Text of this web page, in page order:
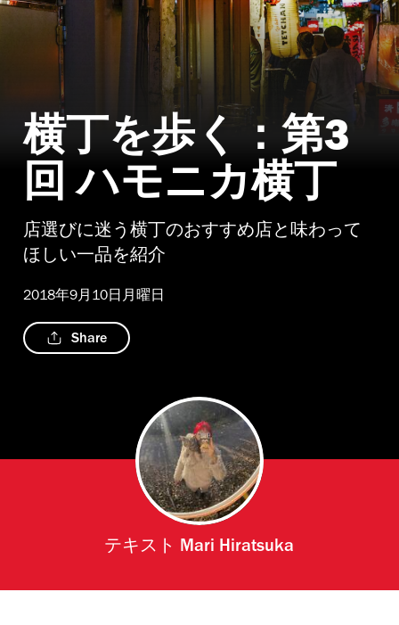
横丁を歩く：第3
回 ハモニカ横丁
店選びに迷う横丁のおすすめ店と味わって
ほしい一品を紹介
2018年9月10日月曜日
Share
テキスト Mari Hiratsuka